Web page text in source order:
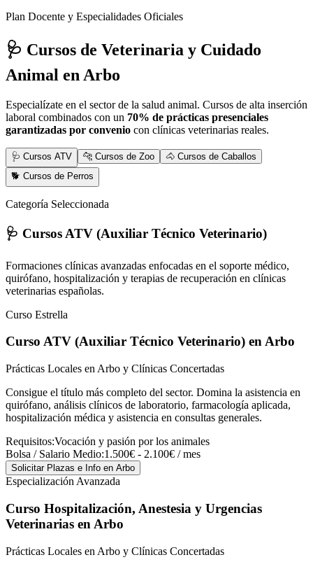
Plan Docente y Especialidades Oficiales
🩺 Cursos de Veterinaria y Cuidado
Animal en Arbo
Especialízate en el sector de la salud animal. Cursos de alta inserción
laboral combinados con un 70% de prácticas presenciales
garantizadas por convenio con clínicas veterinarias reales.
🩺 Cursos ATV 🐆 Cursos de Zoo
🐴 Cursos de Caballos
🐕 Cursos de Perros
Categoría Seleccionada
🩺 Cursos ATV (Auxiliar Técnico Veterinario)
Formaciones clínicas avanzadas enfocadas en el soporte médico,
quirófano, hospitalización y terapias de recuperación en clínicas
veterinarias españolas.
Curso Estrella
Curso ATV (Auxiliar Técnico Veterinario) en Arbo
Prácticas Locales en Arbo y Clínicas Concertadas
Consigue el título más completo del sector. Domina la asistencia en
quirófano, análisis clínicos de laboratorio, farmacología aplicada,
hospitalización médica y asistencia en consultas generales.
Requisitos:Vocación y pasión por los animales
Bolsa / Salario Medio:1.500€ - 2.100€ / mes
Solicitar Plazas e Info en Arbo
Especialización Avanzada
Curso Hospitalización, Anestesia y Urgencias
Veterinarias en Arbo
Prácticas Locales en Arbo y Clínicas Concertadas